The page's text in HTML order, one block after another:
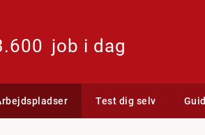
job i dag
Test dig selv